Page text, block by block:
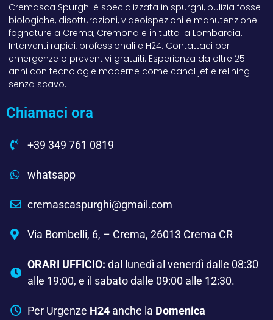
Cremasca Spurghi è specializzata in spurghi, pulizia fosse
biologiche, disotturazioni, videoispezioni e manutenzione
fognature a Crema, Cremona e in tutta la Lombardia.
Interventi rapidi, professionali e H24. Contattaci per
emergenze o preventivi gratuiti. Esperienza da oltre 25
anni con tecnologie moderne come canal jet e relining
senza scavo.
Chiamaci ora
+39 349 761 0819
whatsapp
cremascaspurghi@gmail.com
Via Bombelli, 6, – Crema, 26013 Crema CR
ORARI UFFICIO: dal lunedì al venerdì dalle 08:30
alle 19:00, e il sabato dalle 09:00 alle 12:30.
Per Urgenze H24 anche la Domenica